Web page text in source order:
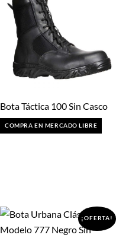
Bota Táctica 100 Sin Casco
COMPRA EN MERCADO LIBRE
¡OFERTA!